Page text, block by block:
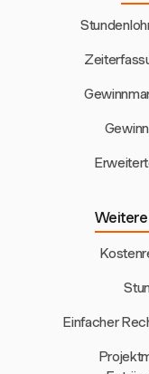
Weitere
Einfacher